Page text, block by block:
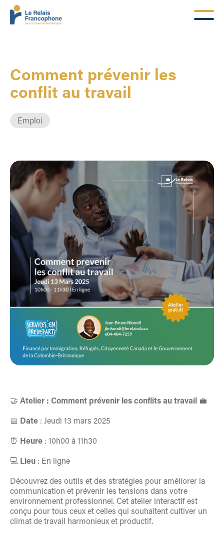
Comment prévenir les
conflit au travail
Emploi
🤝 Atelier : Comment prévenir les conflits au travail 💼
📅 Date : Jeudi 13 mars 2025
⏰ Heure : 10h00 à 11h30
💻 Lieu : En ligne
Découvrez des outils et des stratégies pour améliorer la
communication et prévenir les tensions dans votre
environnement professionnel. Cet atelier interactif est
conçu pour tous ceux et celles qui souhaitent cultiver un
climat de travail harmonieux et productif.